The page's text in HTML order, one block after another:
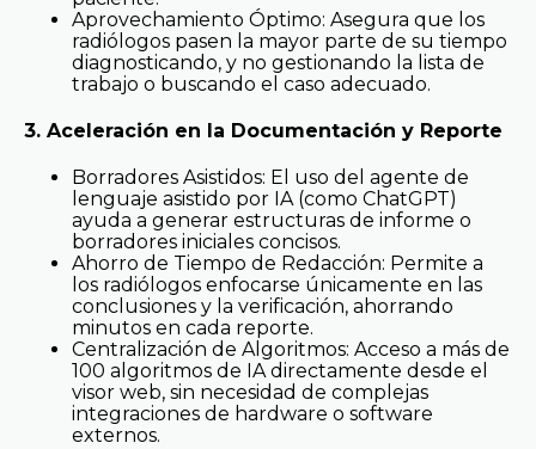
Aprovechamiento Óptimo: Asegura que los
radiólogos pasen la mayor parte de su tiempo
diagnosticando, y no gestionando la lista de
trabajo o buscando el caso adecuado.
3. Aceleración en la Documentación y Reporte
Borradores Asistidos: El uso del agente de
lenguaje asistido por IA (como ChatGPT)
ayuda a generar estructuras de informe o
borradores iniciales concisos.
Ahorro de Tiempo de Redacción: Permite a
los radiólogos enfocarse únicamente en las
conclusiones y la verificación, ahorrando
minutos en cada reporte.
Centralización de Algoritmos: Acceso a más de
100 algoritmos de IA directamente desde el
visor web, sin necesidad de complejas
integraciones de hardware o software
externos.